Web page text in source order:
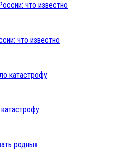
что известно